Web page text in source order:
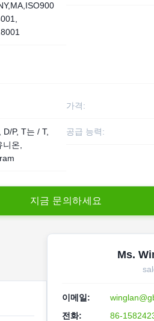
가격:
D/P, T는 / T,
온,
공급 능력:
지 금 문의하세 요
Ms.
이메일:
전화:
86-